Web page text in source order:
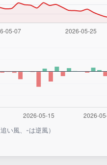
い風、-は逆風）